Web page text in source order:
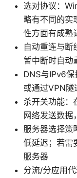
选对协议：
略有不同的实
性方面有成熟
自动重连与断
暂中断时自动
DNS与IPv6
或通过VPN隧
杀开关功能：
网络发送数据
服务器选择策
低延迟；若需
服务器
分流/分应用